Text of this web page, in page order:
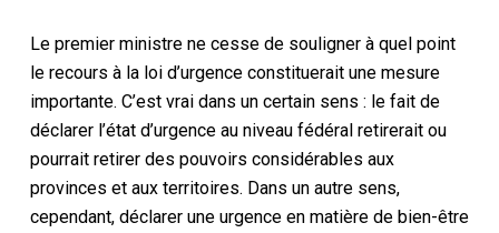
Le premier ministre ne cesse de souligner à quel point
le recours à la loi d’urgence constituerait une mesure
importante. C’est vrai dans un certain sens : le fait de
déclarer l’état d’urgence au niveau fédéral retirerait ou
pourrait retirer des pouvoirs considérables aux
provinces et aux territoires. Dans un autre sens,
cependant, déclarer une urgence en matière de bien-être